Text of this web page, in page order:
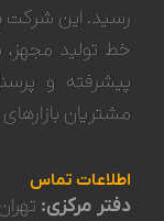
رسید. این شرکت با
خط تولید مجهز،
پیشرفته و
مشتریان
اطلاعات تماس
دفتر مرکزی: